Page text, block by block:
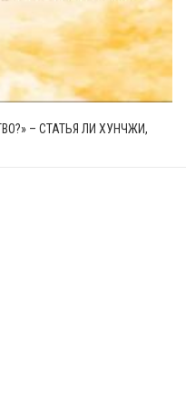
– СТАТЬЯ ЛИ ХУНЧЖИ,